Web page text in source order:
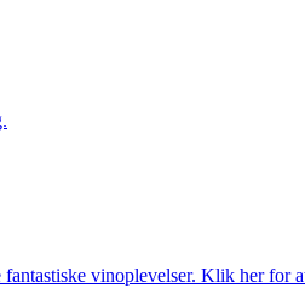
vinoplevelser. Klik her for